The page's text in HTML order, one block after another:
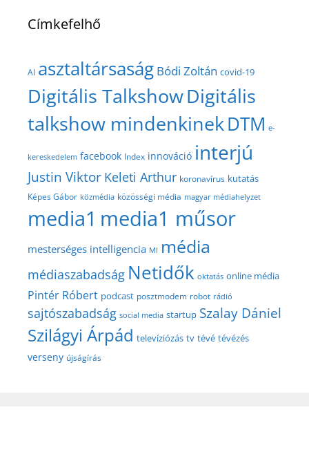
Címkefelhő
AI asztaltársaság Bódi Zoltán covid-19
Digitális TalkshowDigitális
talkshow mindenkinekDTM e-
kereskedelem facebook Index innováció interjú
Justin Viktor Keleti Arthur koronavírus kutatás
Képes Gábor közmédia közösségi média magyar médiahelyzet
media1 media1 műsor
mesterséges intelligencia MI média
médiaszabadság Netidők oktatás online média
Pintér Róbert podcast posztmodem robot rádió
sajtószabadság social media startup Szalay Dániel
Szilágyi Árpád televíziózás tv tévé tévézés
verseny újságírás